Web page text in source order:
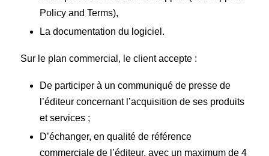
Policy and Terms),
La documentation du logiciel.
Sur le plan commercial, le client accepte :
De participer à un communiqué de presse de
l’éditeur concernant l’acquisition de ses produits
et services ;
D’échanger, en qualité de référence
commerciale de l’éditeur, avec un maximum de 4